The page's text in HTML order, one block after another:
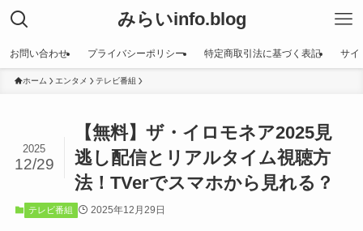
みらいinfo.blog
お問い合わせ プライバシーポリシー 特定商取引法に基づく表記 サイ
ホーム エンタメ テレビ番組
【無料】ザ・イロモネア2025見
逃し配信とリアルタイム視聴方
法！TVerでスマホから見れる？
2025
12/29
テレビ番組 2025年12月29日